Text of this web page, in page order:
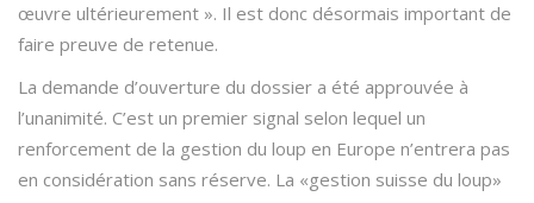
œuvre ultérieurement ». Il est donc désormais important de
faire preuve de retenue.
La demande d’ouverture du dossier a été approuvée à
l’unanimité. C’est un premier signal selon lequel un
renforcement de la gestion du loup en Europe n’entrera pas
en considération sans réserve. La «gestion suisse du loup»